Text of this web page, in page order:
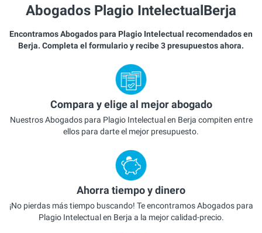
Abogados Plagio IntelectualBerja
Encontramos Abogados para Plagio Intelectual recomendados en
Berja. Completa el formulario y recibe 3 presupuestos ahora.
Compara y elige al mejor abogado
Nuestros Abogados para Plagio Intelectual en Berja compiten entre
ellos para darte el mejor presupuesto.
Ahorra tiempo y dinero
¡No pierdas más tiempo buscando! Te encontramos Abogados para
Plagio Intelectual en Berja a la mejor calidad-precio.